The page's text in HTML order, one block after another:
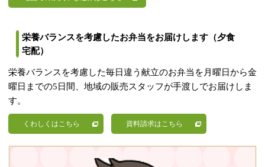
栄養バランスを考慮したお弁当をお届けします（夕食
宅配）
栄養バランスを考慮した毎日違う献立のお弁当を月曜日から金
曜日までの5日間、地域の販売スタッフが手渡しでお届けしま
す。
くわしくはこちら 資料請求はこちら